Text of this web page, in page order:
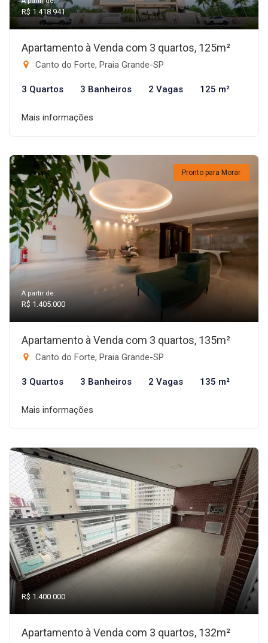
R$ 1.418.941
Apartamento à Venda com 3 quartos, 125m²
Canto do Forte, Praia Grande-SP
3 Quartos 3 Banheiros 2 Vagas 125 m²
Mais informações
Pronto para Morar
A partir de:
R$ 1.405.000
Apartamento à Venda com 3 quartos, 135m²
Canto do Forte, Praia Grande-SP
3 Quartos 3 Banheiros 2 Vagas 135 m²
Mais informações
R$ 1.400.000
Apartamento à Venda com 3 quartos, 132m²